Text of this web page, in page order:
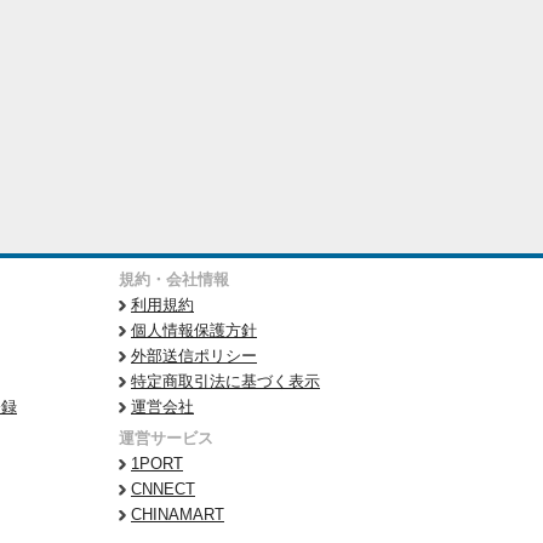
規約・会社情報
利用規約
個人情報保護方針
外部送信ポリシー
特定商取引法に基づく表示
運営会社
運営サービス
1PORT
CNNECT
CHINAMART